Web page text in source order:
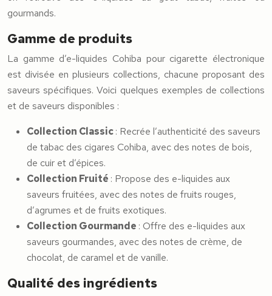
gourmands.
Gamme de produits
La gamme d’e-liquides Cohiba pour cigarette électronique
est divisée en plusieurs collections, chacune proposant des
saveurs spécifiques. Voici quelques exemples de collections
et de saveurs disponibles :
Collection Classic: Recrée l’authenticité des saveurs
de tabac des cigares Cohiba, avec des notes de bois,
de cuir et d’épices.
Collection Fruité : Propose des e-liquides aux
saveurs fruitées, avec des notes de fruits rouges,
d’agrumes et de fruits exotiques.
Collection Gourmande : Offre des e-liquides aux
saveurs gourmandes, avec des notes de crème, de
chocolat, de caramel et de vanille.
Qualité des ingrédients